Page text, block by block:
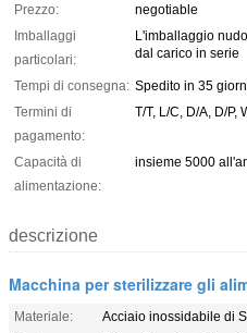
Prezzo:
negotiable
Imballaggi
particolari:
L'imballaggio
dal carico in serie
Tempi di consegna: Spedito in 35
Termini di
pagamento:
T/T, L/C, D/A, D/P,
Capacità di
alimentazione:
insieme 5000
descrizione
Macchina per sterilizzare gli
Materiale:
Acciaio inossidabile di